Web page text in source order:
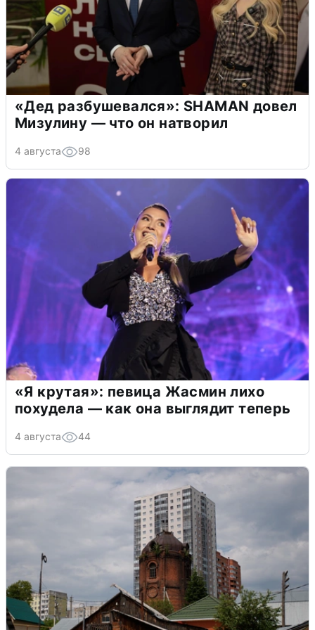
«Дед разбушевался»: SHAMAN довел
Мизулину — что он натворил
4 августа 98
«Я крутая»: певица Жасмин лихо
похудела — как она выглядит теперь
4 августа 44